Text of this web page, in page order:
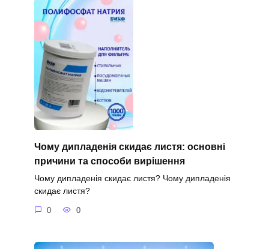
Чому дипладенія скидає листя: основні
причини та способи вирішення
Чому дипладенія скидає листя? Чому дипладенія
скидає листя?
0 0